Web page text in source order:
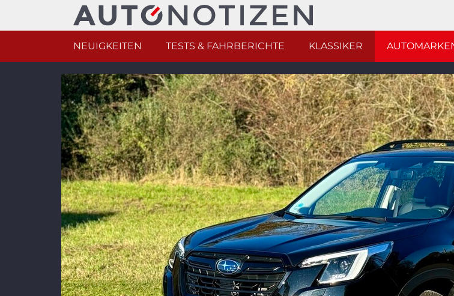
NEUIGKEITEN TESTS & FAHRBERICHTE KLASSIKER